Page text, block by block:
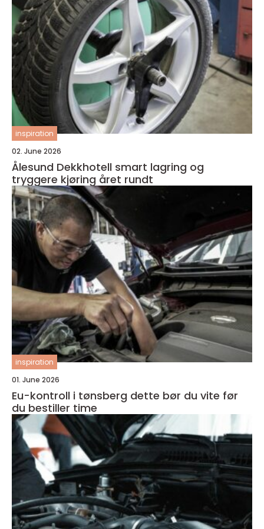
inspiration
02. June 2026
Ålesund Dekkhotell smart lagring og
tryggere kjøring året rundt
inspiration
01. June 2026
Eu-kontroll i tønsberg dette bør du vite før
du bestiller time